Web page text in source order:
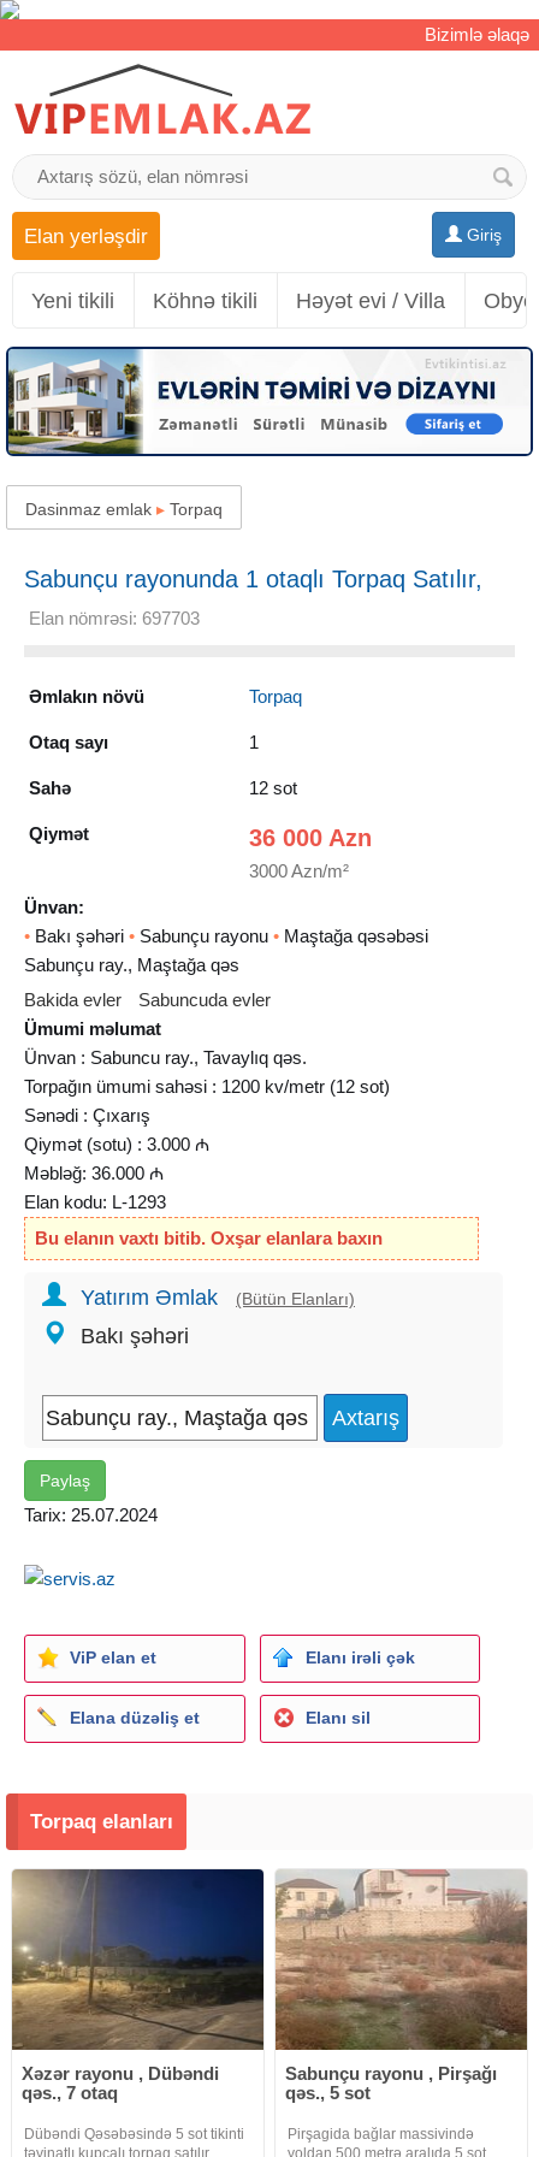
Bizimlə əlaqə
Giriş
Elan yerləşdir
Yeni tikili Köhnə tikili Həyət evi / Villa
Dasinmaz emlak ▸ Torpaq
Sabunçu rayonunda 1 otaqlı Torpaq Satılır,
12 sot
Elan nömrəsi: 697703
Əmlakın növü Torpaq
Otaq sayı 1
Sahə 12 sot
Qiymət 36 000 Azn
3000 Azn/m²
Ünvan:
• Bakı şəhəri • Sabunçu rayonu • Maştağa qəsəbəsi
Sabunçu ray., Maştağa qəs
Bakida evler
Sabuncuda evler
Ümumi məlumat
Ünvan : Sabuncu ray., Tavaylıq qəs.
Torpağın ümumi sahəsi : 1200 kv/metr (12 sot)
Sənədi : Çıxarış
Qiymət (sotu) : 3.000 ₼
Məbləğ: 36.000 ₼
Elan kodu: L-1293
Bu elanın vaxtı bitib. Oxşar elanlara baxın
Yatırım Əmlak (Bütün Elanları)
Bakı şəhəri
Paylaş
Tarix: 25.07.2024
ViP elan et Elanı irəli çək
Elana düzəliş et Elanı sil
Torpaq elanları
Xəzər rayonu , Dübəndi
qəs., 7 otaq
Dübəndi Qəsəbəsində 5 sot tikinti
təyinatlı kupçalı torpaq satılır.
Sabunçu rayonu , Pirşağı
qəs., 5 sot
Pirşagida bağlar massivində
yoldan 500 metrə aralıda 5 sot